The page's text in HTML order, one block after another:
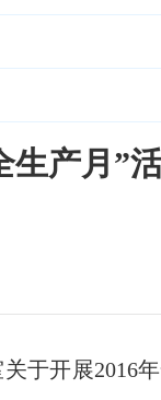
生产月”
开展2016年